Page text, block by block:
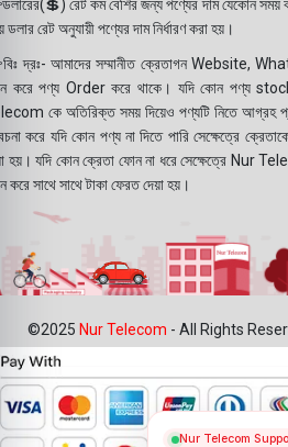
রেট কম বেশির জন্য পণ্যের দাম যেকোন সময়
ডলার রেট অনুযায়ী পণ্যের দাম নির্ধারণ করা হয়।
দ্রঃ- আমাদের সম্মানীত ক্রেতাগন Website,
করে পণ্য Order করে থাকে। যদি কোন পণ্য stock
কে অতিরিক্ত সময় দিয়েও পণ্যটি নিতে আগ্রহ
করে যদি কোন পণ্য না দিতে পারি সেক্ষেত্রে
হয়। যদি কোন ক্রেতা ফোন না ধরে সেক্ষেত্রে Nur
করে সাথে সাথে টাকা ফেরত দেয়া হয়।
©2025 Nur Telecom - All Rights
Nur Telecom